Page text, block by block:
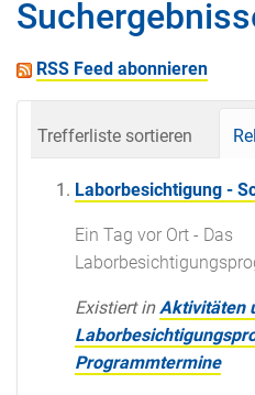
RSS Feed abonnieren
Trefferliste sortieren
Laborbesichtigung -
Ein Tag vor Ort - Das
Existiert in Aktivitäten
Programmtermine